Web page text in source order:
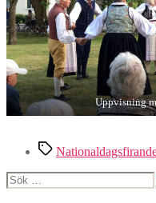
Uppvisning
Etiketter
Sök
efter: